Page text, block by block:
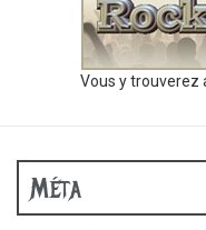
Vous y trouverez
Méta